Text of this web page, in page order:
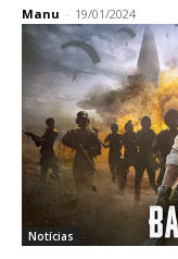
Manu - 19/01/2024
Notícias